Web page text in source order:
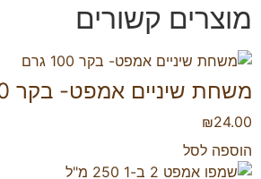
מוצרים קשורים
משחת שיניים אמפט- בקר 100 גרם
₪24.00
הוספה לסל